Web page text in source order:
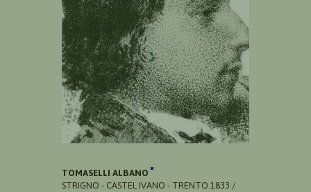
TOMASELLI ALBANO
STRIGNO - CASTEL IVANO - TRENTO 1833 /